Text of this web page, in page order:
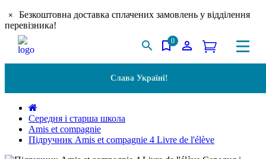
×
Безкоштовна доставка сплачених замовлень у відділення
перевізника!
0
Слава Україні!
Середня і старша школа
Amis et compagnie
Підручник Amis et compagnie 4 Livre de l'élève